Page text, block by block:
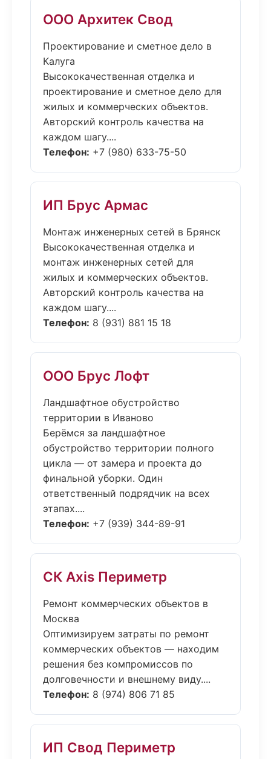
ООО Архитек Свод
Проектирование и сметное дело в
Калуга
Высококачественная отделка и
проектирование и сметное дело для
жилых и коммерческих объектов.
Авторский контроль качества на
каждом шагу....
Телефон: +7 (980) 633-75-50
ИП Брус Армас
Монтаж инженерных сетей в Брянск
Высококачественная отделка и
монтаж инженерных сетей для
жилых и коммерческих объектов.
Авторский контроль качества на
каждом шагу....
Телефон: 8 (931) 881 15 18
ООО Брус Лофт
Ландшафтное обустройство
территории в Иваново
Берёмся за ландшафтное
обустройство территории полного
цикла — от замера и проекта до
финальной уборки. Один
ответственный подрядчик на всех
этапах....
Телефон: +7 (939) 344-89-91
СК Axis Периметр
Ремонт коммерческих объектов в
Москва
Оптимизируем затраты по ремонт
коммерческих объектов — находим
решения без компромиссов по
долговечности и внешнему виду....
Телефон: 8 (974) 806 71 85
ИП Свод Периметр